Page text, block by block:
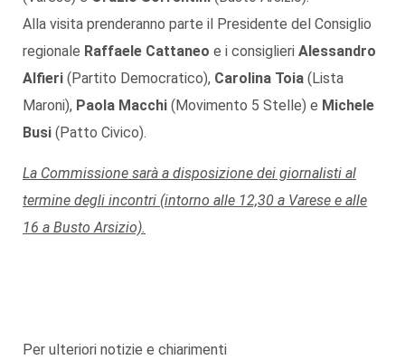
Alla visita prenderanno parte il Presidente del Consiglio
regionale Raffaele Cattaneo e i consiglieri Alessandro
Alfieri (Partito Democratico), Carolina Toia (Lista
Maroni), Paola Macchi (Movimento 5 Stelle) e Michele
Busi (Patto Civico).
La Commissione sarà a disposizione dei giornalisti al
termine degli incontri (intorno alle 12,30 a Varese e alle
16 a Busto Arsizio).
Per ulteriori notizie e chiarimenti